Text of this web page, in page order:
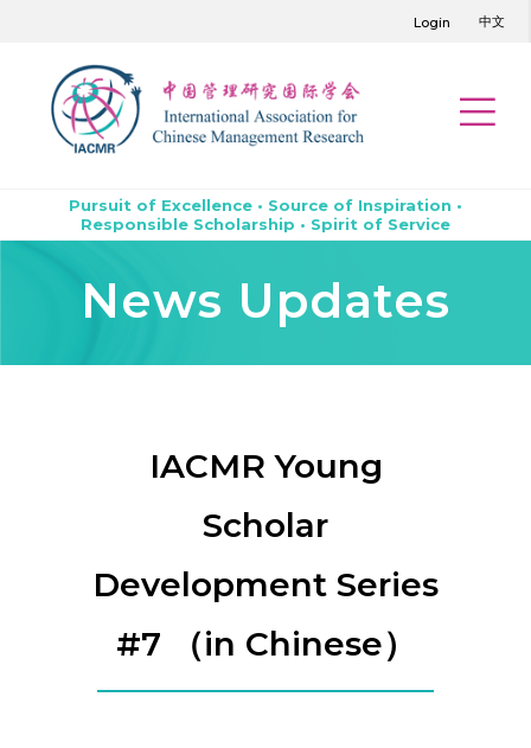
Login 中文
Pursuit of Excellence • Source of Inspiration •
Responsible Scholarship • Spirit of Service
News Updates
IACMR Young
Scholar
Development Series
#7 （in Chinese）